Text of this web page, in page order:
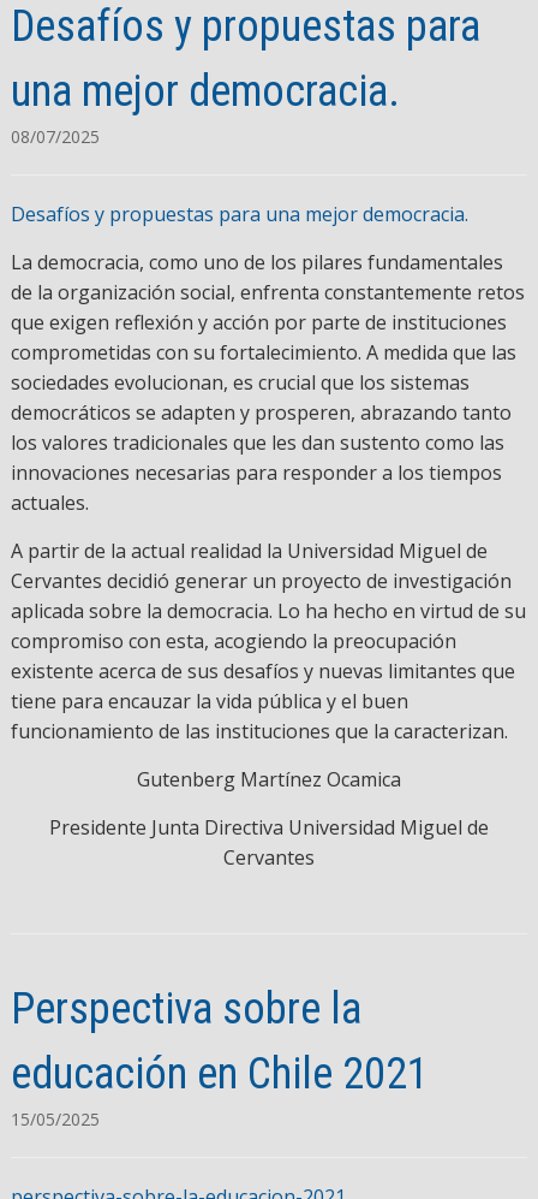
Desafíos y propuestas para
una mejor democracia.
08/07/2025
Desafíos y propuestas para una mejor democracia.
La democracia, como uno de los pilares fundamentales
de la organización social, enfrenta constantemente retos
que exigen reflexión y acción por parte de instituciones
comprometidas con su fortalecimiento. A medida que las
sociedades evolucionan, es crucial que los sistemas
democráticos se adapten y prosperen, abrazando tanto
los valores tradicionales que les dan sustento como las
innovaciones necesarias para responder a los tiempos
actuales.
A partir de la actual realidad la Universidad Miguel de
Cervantes decidió generar un proyecto de investigación
aplicada sobre la democracia. Lo ha hecho en virtud de su
compromiso con esta, acogiendo la preocupación
existente acerca de sus desafíos y nuevas limitantes que
tiene para encauzar la vida pública y el buen
funcionamiento de las instituciones que la caracterizan.
Gutenberg Martínez Ocamica
Presidente Junta Directiva Universidad Miguel de
Cervantes
Perspectiva sobre la
educación en Chile 2021
15/05/2025